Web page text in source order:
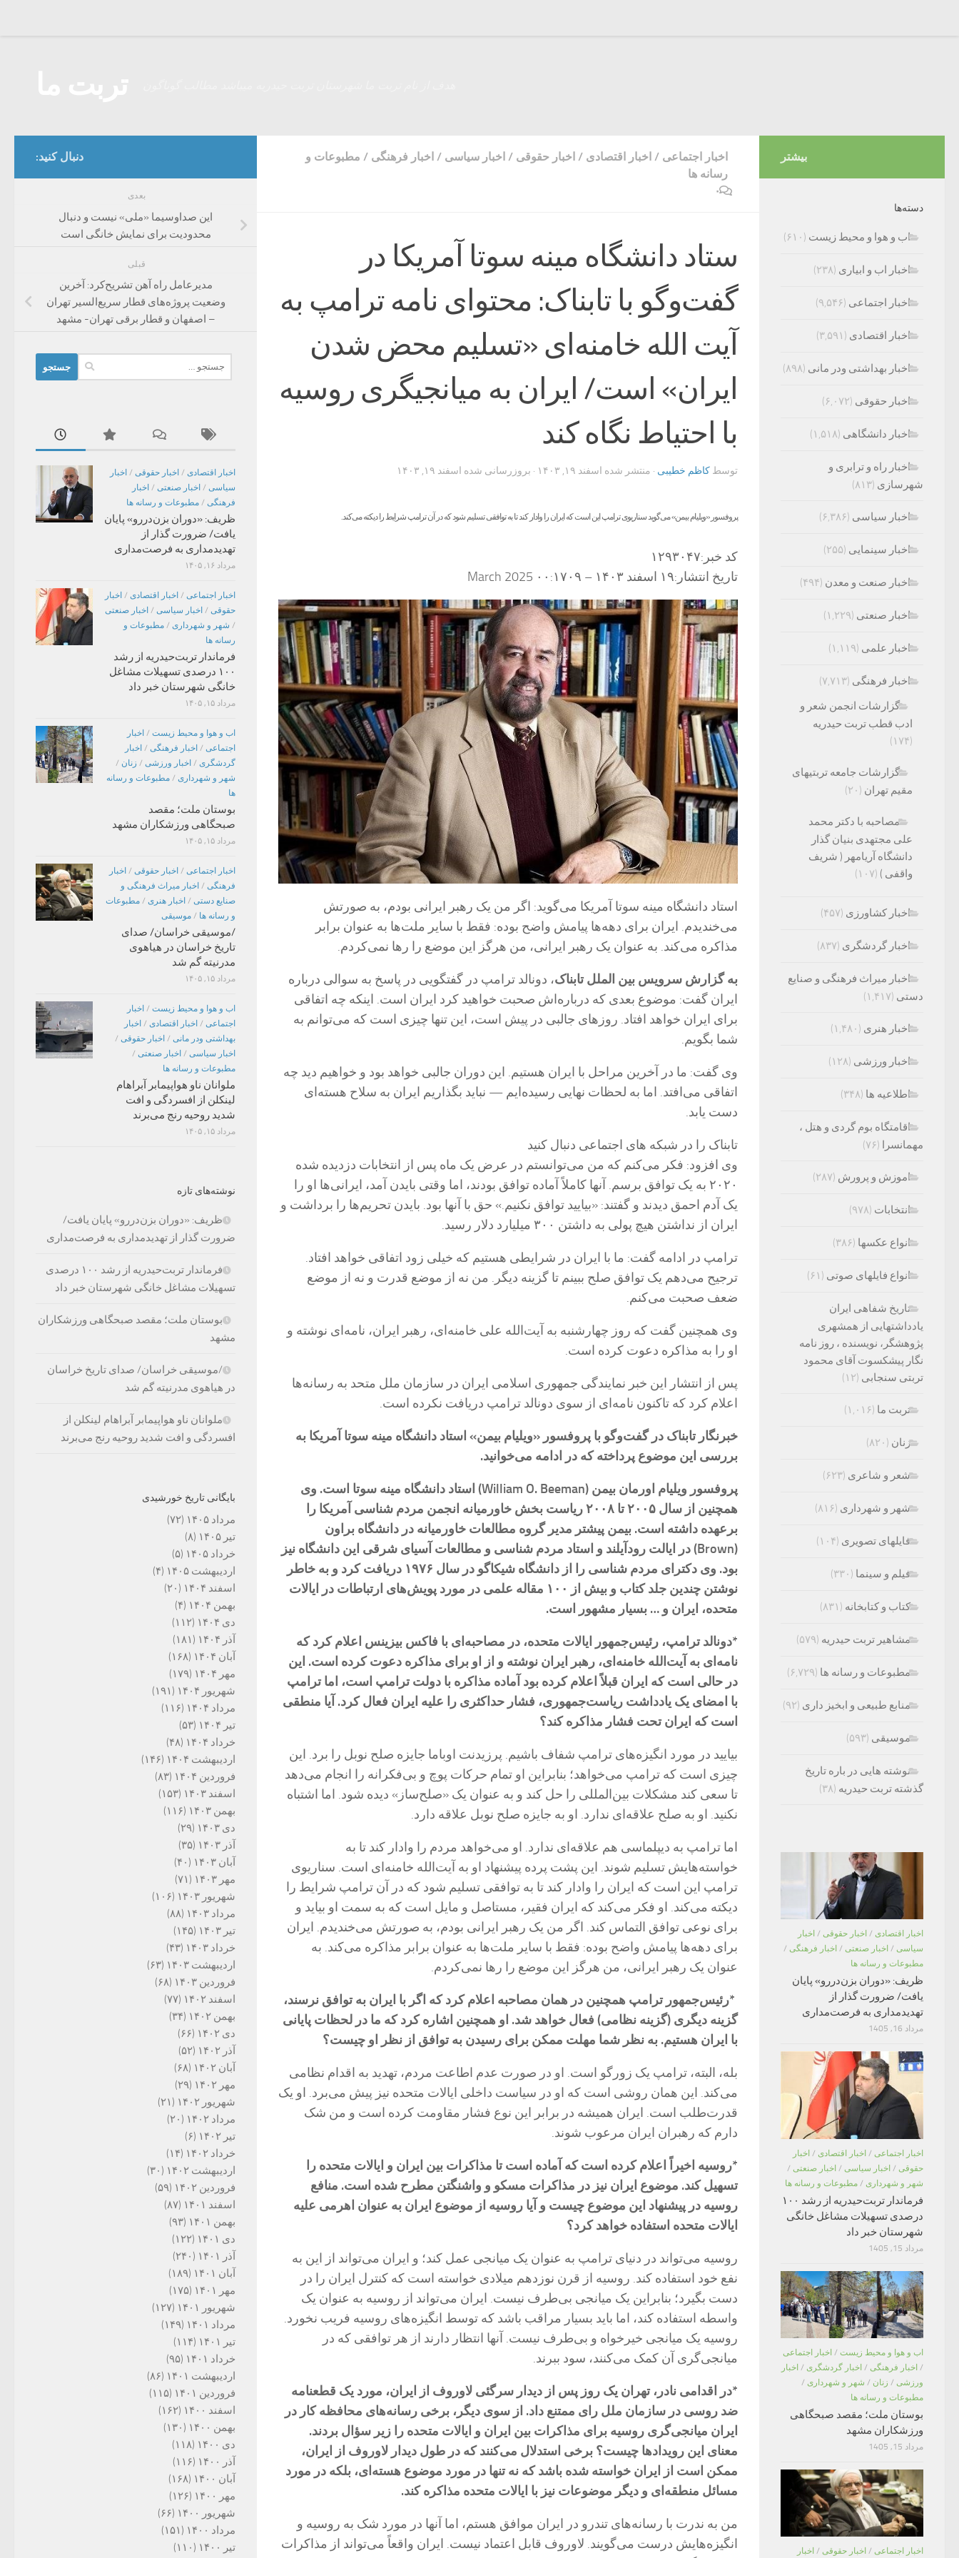
اخبار اجتماعی / اخبار اقتصادی / اخبار حقوقی / اخبار سیاسی / اخبار فرهنگی / مطبوعات و
رسانه ها
۰
ستاد دانشگاه مینه سوتا آمریکا در
گفت‌و‌گو با تابناک: محتوای نامه ترامپ به
آیت الله خامنه‌ای «تسلیم محض شدن
ایران» است/ ایران به میانجیگری روسیه
با احتیاط نگاه کند
توسط کاظم خطیبی · منتشر شده اسفند ۱۹, ۱۴۰۳ · بروزرسانی شده اسفند ۱۹, ۱۴۰۳
پروفسور «ویلیام بیمن» می‌گوید سناریوی ترامپ این است که ایران را وادار کند تا به توافقی تسلیم شود که در آن ترامپ شرایط را دیکته می‌کند.
کد خبر:۱۲۹۳۰۴۷
تاریخ انتشار:۱۹ اسفند ۱۴۰۳ – ۰۰:۱۷ ۰۹ March 2025
استاد دانشگاه مینه سوتا آمریکا می‌گوید: اگر من یک رهبر ایرانی بودم، به صورتش
می‌خندیدم. ایران برای دهه‌ها پیامش واضح بوده: فقط با سایر ملت‌ها به عنوان برابر
مذاکره می‌کند. به عنوان یک رهبر ایرانی، من هرگز این موضع را رها نمی‌کردم.
به گزارش سرویس بین الملل تابناک، دونالد ترامپ در گفتگویی در پاسخ به سوالی درباره
ایران گفت: موضوع بعدی که درباره‌اش صحبت خواهید کرد ایران است. اینکه چه اتفاقی
برای ایران خواهد افتاد. روز‌های جالبی در پیش است، این تنها چیزی است که می‌توانم به
شما بگویم.
وی گفت: ما در آخرین مراحل با ایران هستیم. این دوران جالبی خواهد بود و خواهیم دید چه
اتفاقی می‌افتد. اما به لحظات نهایی رسیده‌ایم — نباید بگذاریم ایران به سلاح هسته‌ای
دست یابد.
تابناک را در شبکه های اجتماعی دنبال کنید
وی افزود: فکر می‌کنم که من می‌توانستم در عرض یک ماه پس از انتخابات دزدیده شده
۲۰۲۰ به یک توافق برسم. آنها کاملاً آماده توافق بودند، اما وقتی بایدن آمد، ایرانی‌ها او را
یک آدم احمق دیدند و گفتند: «بیایید توافق نکنیم.» حق با آنها بود. بایدن تحریم‌ها را برداشت و
ایران از نداشتن هیچ پولی به داشتن ۳۰۰ میلیارد دلار رسید.
ترامپ در ادامه گفت: ما با ایران در شرایطی هستیم که خیلی زود اتفاقی خواهد افتاد.
ترجیح می‌دهم یک توافق صلح ببینم تا گزینه دیگر. من نه از موضع قدرت و نه از موضع
ضعف صحبت می‌کنم.
وی همچنین گفت که روز چهارشنبه به آیت‌الله علی خامنه‌ای، رهبر ایران، نامه‌ای نوشته و
او را به مذاکره دعوت کرده است.
پس از انتشار این خبر نمایندگی جمهوری اسلامی ایران در سازمان ملل متحد به رسانه‌ها
اعلام کرد که تاکنون نامه‌ای از سوی دونالد ترامپ دریافت نکرده است.
خبرنگار تابناک در گفت‌و‌گو با پروفسور «ویلیام بیمن» استاد دانشگاه مینه سوتا آمریکا به
بررسی این موضوع پرداخته که در ادامه می‌خوانید.
پروفسور ویلیام اورمان بیمن (William O. Beeman) استاد دانشگاه مینه سوتا است. وی
همچنین از سال ۲۰۰۵ تا ۲۰۰۸ ریاست بخش خاورمیانه انجمن مردم شناسی آمریکا را
برعهده داشته است. بیمن پیشتر مدیر گروه مطالعات خاورمیانه در دانشگاه براون
(Brown) در ایالت رودآیلند و استاد مردم شناسی و مطالعات آسیای شرقی این دانشگاه نیز
بود. وی دکترای مردم شناسی را از دانشگاه شیکاگو در سال ۱۹۷۶ دریافت کرد و به خاطر
نوشتن چندین جلد کتاب و بیش از ۱۰۰ مقاله علمی در مورد پویش‌های ارتباطات در ایالات
متحده، ایران و … بسیار مشهور است.
*دونالد ترامپ، رئیس‌جمهور ایالات متحده، در مصاحبه‌ای با فاکس بیزینس اعلام کرد که
نامه‌ای به آیت‌الله خامنه‌ای، رهبر ایران نوشته و از او برای مذاکره دعوت کرده است. این
در حالی است که ایران قبلاً اعلام کرده بود آماده مذاکره با دولت ترامپ است، اما ترامپ
با امضای یک یادداشت ریاست‌جمهوری، فشار حداکثری را علیه ایران فعال کرد. آیا منطقی
است که ایران تحت فشار مذاکره کند؟
بیایید در مورد انگیزه‌های ترامپ شفاف باشیم. پرزیدنت اوباما جایزه صلح نوبل را برد. این
چیزی است که ترامپ می‌خواهد؛ بنابراین او تمام حرکات پوچ و بی‌فکرانه را انجام می‌دهد
تا سعی کند مشکلات بین‌المللی را حل کند و به عنوان یک «صلح‌ساز» دیده شود. اما اشتباه
نکنید. او به صلح علاقه‌ای ندارد. او به جایزه صلح نوبل علاقه دارد.
اما ترامپ به دیپلماسی هم علاقه‌ای ندارد. او می‌خواهد مردم را وادار کند تا به
خواسته‌هایش تسلیم شوند. این پشت پرده پیشنهاد او به آیت‌الله خامنه‌ای است. سناریوی
ترامپ این است که ایران را وادار کند تا به توافقی تسلیم شود که در آن ترامپ شرایط را
دیکته می‌کند. او فکر می‌کند که ایران فقیر، مستاصل و مایل است که به سمت او بیاید و
برای نوعی توافق التماس کند. اگر من یک رهبر ایرانی بودم، به صورتش می‌خندیدم. ایران
برای دهه‌ها پیامش واضح بوده: فقط با سایر ملت‌ها به عنوان برابر مذاکره می‌کند. به
عنوان یک رهبر ایرانی، من هرگز این موضع را رها نمی‌کردم.
*رئیس‌جمهور ترامپ همچنین در همان مصاحبه اعلام کرد که اگر با ایران به توافق نرسند،
گزینه دیگری (گزینه نظامی) فعال خواهد شد. او همچنین اشاره کرد که ما در لحظات پایانی
با ایران هستیم. به نظر شما مهلت ممکن برای رسیدن به توافق از نظر او چیست؟
بله، البته، ترامپ یک زورگو است. او در صورت عدم اطاعت مردم، تهدید به اقدام نظامی
می‌کند. این همان روشی است که او در سیاست داخلی ایالات متحده نیز پیش می‌برد. او یک
قدرت‌طلب است. ایران همیشه در برابر این نوع فشار مقاومت کرده است و من شک
دارم که رهبران ایران مرعوب شوند.
*روسیه اخیراً اعلام کرده است که آماده است تا مذاکرات بین ایران و ایالات متحده را
تسهیل کند. موضوع ایران نیز در مذاکرات مسکو و واشنگتن مطرح شده است. منافع
روسیه در پیشنهاد این موضوع چیست و آیا روسیه از موضوع ایران به عنوان اهرمی علیه
ایالات متحده استفاده خواهد کرد؟
روسیه می‌تواند در دنیای ترامپ به عنوان یک میانجی عمل کند؛ و ایران می‌تواند از این به
نفع خود استفاده کند. روسیه از قرن نوزدهم میلادی خواسته است که کنترل ایران را در
دست بگیرد؛ بنابراین یک میانجی بی‌طرف نیست. ایران می‌تواند از روسیه به عنوان یک
واسطه استفاده کند، اما باید بسیار مراقب باشد که توسط انگیزه‌های روسیه فریب نخورد.
روسیه یک میانجی خیرخواه و بی‌طرف نیست. آنها انتظار دارند از هر توافقی که در
میانجی‌گری آن کمک می‌کنند، سود ببرند.
*در اقدامی نادر، تهران یک روز پس از دیدار سرگئی لاوروف از ایران، مورد یک قطعنامه
ضد روسی در سازمان ملل رای ممتنع داد. از سوی دیگر، برخی رسانه‌های محافظه کار در
ایران میانجی‌گری روسیه برای مذاکرات بین ایران و ایالات متحده را زیر سؤال بردند.
معنای این رویداد‌ها چیست؟ برخی استدلال می‌کنند که در طول دیدار لاوروف از ایران،
ممکن است از ایران خواسته شده باشد که نه تنها در مورد موضوع هسته‌ای، بلکه در مورد
مسائل منطقه‌ای و دیگر موضوعات نیز با ایالات متحده مذاکره کند.
من به ندرت با رسانه‌های تندرو در ایران موافق هستم، اما آنها در مورد شک به روسیه و
انگیزه‌هایش درست می‌گویند. لاوروف قابل اعتماد نیست. ایران واقعاً می‌تواند از مذاکرات
دنبال کنید:
بعدی
این صداوسیما «ملی» نیست و دنبال
محدودیت برای نمایش خانگی است
قبلی
مدیرعامل راه آهن تشریح‌کرد: آخرین
وضعیت پروژه‌های قطار سریع‌السیر تهران
– اصفهان و قطار برقی تهران- مشهد
برای:
اخبار اقتصادی / اخبار حقوقی / اخبار
سیاسی / اخبار صنعتی / اخبار
فرهنگی / مطبوعات و رسانه ها
ظریف: «دوران بزن‌دررو» پایان
یافت/ ضرورت گذار از
تهدیدمداری به فرصت‌مداری
مرداد ۱۶, ۱۴۰۵
اخبار اجتماعی / اخبار اقتصادی / اخبار
حقوقی / اخبار سیاسی / اخبار صنعتی
/ شهر و شهرداری / مطبوعات و
رسانه ها
فرماندار تربت‌حیدریه از رشد
۱۰۰ درصدی تسهیلات مشاغل
خانگی شهرستان خبر داد
مرداد ۱۵, ۱۴۰۵
اب و هوا و محیط زیست / اخبار
اجتماعی / اخبار فرهنگی / اخبار
گردشگری / اخبار ورزشی / زنان /
شهر و شهرداری / مطبوعات و رسانه
ها
بوستان ملت؛ مقصد
صبحگاهی ورزشکاران مشهد
مرداد ۱۵, ۱۴۰۵
اخبار اجتماعی / اخبار حقوقی / اخبار
فرهنگی / اخبار میراث فرهنگی و
صنایع دستی / اخبار هنری / مطبوعات
و رسانه ها / موسیقی
/موسیقی خراسان/ صدای
تاریخ خراسان در هیاهوی
مدرنیته گم شد
مرداد ۱۵, ۱۴۰۵
اب و هوا و محیط زیست / اخبار
اجتماعی / اخبار اقتصادی / اخبار
بهداشتی ودر مانی / اخبار حقوقی /
اخبار سیاسی / اخبار صنعتی /
مطبوعات و رسانه ها
ملوانان ناو هواپیمابر آبراهام
لینکلن از افسردگی و افت
شدید روحیه رنج می‌برند
مرداد ۱۵, ۱۴۰۵
نوشته‌های تازه
ظریف: «دوران بزن‌دررو» پایان یافت/
ضرورت گذار از تهدیدمداری به فرصت‌مداری
فرماندار تربت‌حیدریه از رشد ۱۰۰ درصدی
تسهیلات مشاغل خانگی شهرستان خبر داد
بوستان ملت؛ مقصد صبحگاهی ورزشکاران
مشهد
/موسیقی خراسان/ صدای تاریخ خراسان
در هیاهوی مدرنیته گم شد
ملوانان ناو هواپیمابر آبراهام لینکلن از
افسردگی و افت شدید روحیه رنج می‌برند
بایگانی تاریخ خورشیدی
مرداد ۱۴۰۵
(۷۲)
تیر ۱۴۰۵
(۸)
خرداد ۱۴۰۵
(۵)
اردیبهشت ۱۴۰۵
(۴)
اسفند ۱۴۰۴
(۲۰)
بهمن ۱۴۰۴
(۴)
دی ۱۴۰۴
(۱۱۲)
آذر ۱۴۰۴
(۱۸۱)
آبان ۱۴۰۴
(۱۶۸)
مهر ۱۴۰۴
(۱۷۹)
شهریور ۱۴۰۴
(۱۹۱)
مرداد ۱۴۰۴
(۱۱۶)
تیر ۱۴۰۴
(۵۳)
خرداد ۱۴۰۴
(۴۸)
اردیبهشت ۱۴۰۴
(۱۴۶)
فروردین ۱۴۰۴
(۸۳)
اسفند ۱۴۰۳
(۱۵۳)
بهمن ۱۴۰۳
(۱۱۶)
دی ۱۴۰۳
(۲۹)
آذر ۱۴۰۳
(۳۵)
آبان ۱۴۰۳
(۴۰)
مهر ۱۴۰۳
(۷۱)
شهریور ۱۴۰۳
(۱۰۶)
مرداد ۱۴۰۳
(۸۸)
تیر ۱۴۰۳
(۱۴۵)
خرداد ۱۴۰۳
(۴۳)
اردیبهشت ۱۴۰۳
(۶۳)
فروردین ۱۴۰۳
(۶۸)
اسفند ۱۴۰۲
(۷۷)
بهمن ۱۴۰۲
(۳۴)
دی ۱۴۰۲
(۶۶)
آذر ۱۴۰۲
(۵۲)
آبان ۱۴۰۲
(۶۸)
مهر ۱۴۰۲
(۲۹)
شهریور ۱۴۰۲
(۲۱)
مرداد ۱۴۰۲
(۲۰)
تیر ۱۴۰۲
(۶)
خرداد ۱۴۰۲
(۱۴)
اردیبهشت ۱۴۰۲
(۳۰)
فروردین ۱۴۰۲
(۵۹)
اسفند ۱۴۰۱
(۸۷)
بهمن ۱۴۰۱
(۹۳)
دی ۱۴۰۱
(۱۲۲)
آذر ۱۴۰۱
(۲۴۰)
آبان ۱۴۰۱
(۱۸۹)
مهر ۱۴۰۱
(۱۷۵)
شهریور ۱۴۰۱
(۱۲۷)
مرداد ۱۴۰۱
(۱۴۹)
تیر ۱۴۰۱
(۱۱۴)
خرداد ۱۴۰۱
(۹۵)
اردیبهشت ۱۴۰۱
(۸۶)
فروردین ۱۴۰۱
(۱۱۵)
اسفند ۱۴۰۰
(۱۶۲)
بهمن ۱۴۰۰
(۱۳۰)
دی ۱۴۰۰
(۱۱۸)
آذر ۱۴۰۰
(۱۱۶)
آبان ۱۴۰۰
(۱۶۸)
مهر ۱۴۰۰
(۱۲۶)
شهریور ۱۴۰۰
(۶۶)
مرداد ۱۴۰۰
(۱۵۱)
تیر ۱۴۰۰
(۱۱۰)
بیشتر
دسته‌ها
اب و هوا و محیط زیست (۶۱۰)
اخبار اب و ابیاری (۲۳۸)
اخبار اجتماعی (۹,۵۴۶)
اخبار اقتصادی (۳,۵۹۱)
اخبار بهداشتی ودر مانی (۸۹۸)
اخبار حقوقی (۶,۰۷۲)
اخبار دانشگاهی (۱,۵۱۸)
اخبار راه و ترابری و
شهرسازی (۸۱۳)
اخبار سیاسی (۶,۳۸۶)
اخبار سینمایی (۲۵۵)
اخبار صنعت و معدن (۴۹۴)
اخبار صنعتی (۱,۲۲۹)
اخبار علمی (۱,۱۱۹)
اخبار فرهنگی (۷,۷۱۳)
گزارشات انجمن شعر و
ادب قطب تربت حیدریه
(۱۷۴)
گزارشات جامعه تربتیهای
مقیم تهران (۲۰)
مصاحبه با دکتر محمد
علی مجتهدی بنیان گذار
دانشگاه آریامهر ( شریف
واقفی ) (۱۰۷)
اخبار کشاورزی (۴۵۷)
اخبار گردشگری (۸۳۷)
اخبار میراث فرهنگی و صنایع
دستی (۱,۴۱۷)
اخبار هنری (۱,۴۸۰)
اخبار ورزشی (۱۲۸)
اطلاعیه ها (۳۴۸)
اقامتگاه بوم گردی و هتل ،
مهمانسرا (۷۶)
اموزش و پرورش (۲۸۷)
انتخابات (۹۷۸)
انواع عکسها (۳۸۶)
انواع فایلهای صوتی (۶۱)
تاریخ شفاهی ایران
یادداشتهایی از همشهری
پژوهشگر، نویسنده ، روز نامه
نگار پیشکسوت آقای محمود
تربتی سنجابی (۱۲)
تربت ما (۱,۰۱۶)
زنان (۸۲۰)
شعر و شاعری (۶۲۳)
شهر و شهرداری (۸۱۶)
فایلهای تصویری (۱۰۴)
فیلم و سینما (۳۳۰)
کتاب و کتابخانه (۸۳۱)
مشاهیر تربت حیدریه (۵۷۹)
مطبوعات و رسانه ها (۶,۷۲۹)
منابع طبیعی و ابخیز داری (۹۲)
موسیقی (۵۹۳)
نوشته هایی در باره تاریخ
گذشته تربت حیدریه (۳۸)
اخبار اقتصادی / اخبار حقوقی / اخبار
سیاسی / اخبار صنعتی / اخبار فرهنگی /
مطبوعات و رسانه ها
ظریف: «دوران بزن‌دررو» پایان
یافت/ ضرورت گذار از
تهدیدمداری به فرصت‌مداری
مرداد 16, 1405
اخبار اجتماعی / اخبار اقتصادی / اخبار
حقوقی / اخبار سیاسی / اخبار صنعتی /
شهر و شهرداری / مطبوعات و رسانه ها
فرماندار تربت‌حیدریه از رشد ۱۰۰
درصدی تسهیلات مشاغل خانگی
شهرستان خبر داد
مرداد 15, 1405
اب و هوا و محیط زیست / اخبار اجتماعی
/ اخبار فرهنگی / اخبار گردشگری / اخبار
ورزشی / زنان / شهر و شهرداری /
مطبوعات و رسانه ها
بوستان ملت؛ مقصد صبحگاهی
ورزشکاران مشهد
مرداد 15, 1405
اخبار اجتماعی / اخبار حقوقی / اخبار